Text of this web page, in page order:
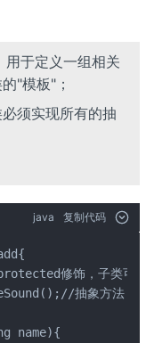
于定义一组相关
"模板"；
须实现所有的抽
java 复制代码
修饰，子类可
抽象方法，
name){